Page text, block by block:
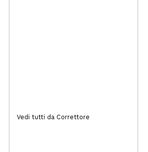
4,49€
Vedi tutti da Correttore